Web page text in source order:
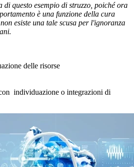
di questo esempio di struzzo, poiché ora
è una funzione della cura
esiste una tale scusa per l'ignoranza
delle risorse
individuazione o integrazioni di